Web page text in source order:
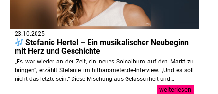
23.10.2025
Stefanie Hertel – Ein musikalischer Neubeginn
mit Herz und Geschichte
„Es war wieder an der Zeit, ein neues Soloalbum auf den Markt zu
bringen“, erzählt Stefanie im hitbarometer.de-Interview. „Und es soll
nicht das letzte sein.“ Diese Mischung aus Gelassenheit und…
weiterlesen